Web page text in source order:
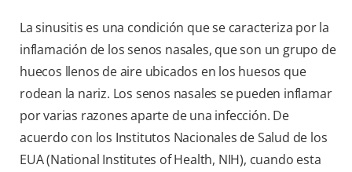
La sinusitis es una condición que se caracteriza por la
inflamación de los senos nasales, que son un grupo de
huecos llenos de aire ubicados en los huesos que
rodean la nariz. Los senos nasales se pueden inflamar
por varias razones aparte de una infección. De
acuerdo con los Institutos Nacionales de Salud de los
EUA (National Institutes of Health, NIH), cuando esta